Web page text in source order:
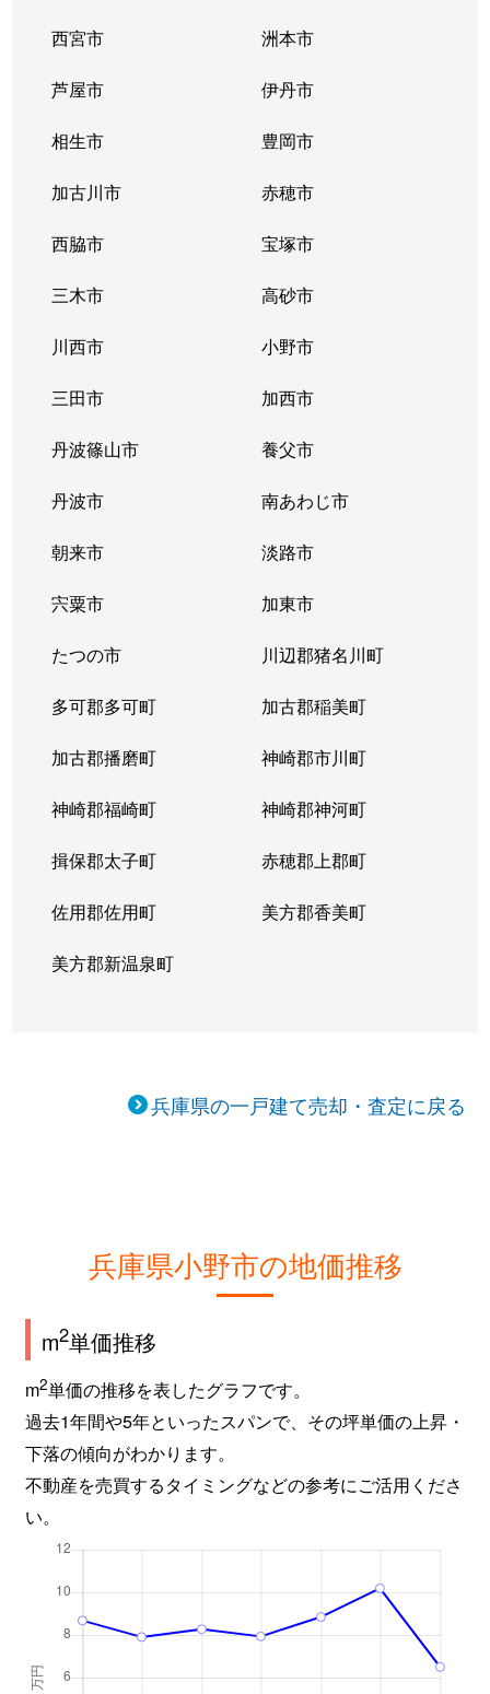
西宮市 洲本市
芦屋市 伊丹市
相生市 豊岡市
加古川市 赤穂市
西脇市 宝塚市
三木市 高砂市
川西市 小野市
三田市 加西市
丹波篠山市 養父市
丹波市 南あわじ市
朝来市 淡路市
宍粟市 加東市
たつの市 川辺郡猪名川町
多可郡多可町 加古郡稲美町
加古郡播磨町 神崎郡市川町
神崎郡福崎町 神崎郡神河町
揖保郡太子町 赤穂郡上郡町
佐用郡佐用町 美方郡香美町
美方郡新温泉町
兵庫県の一戸建て売却・査定に戻る
兵庫県小野市の地価推移
m2単価推移
m2単価の推移を表したグラフです。
過去1年間や5年といったスパンで、その坪単価の上昇・
下落の傾向がわかります。
不動産を売買するタイミングなどの参考にご活用くださ
い。